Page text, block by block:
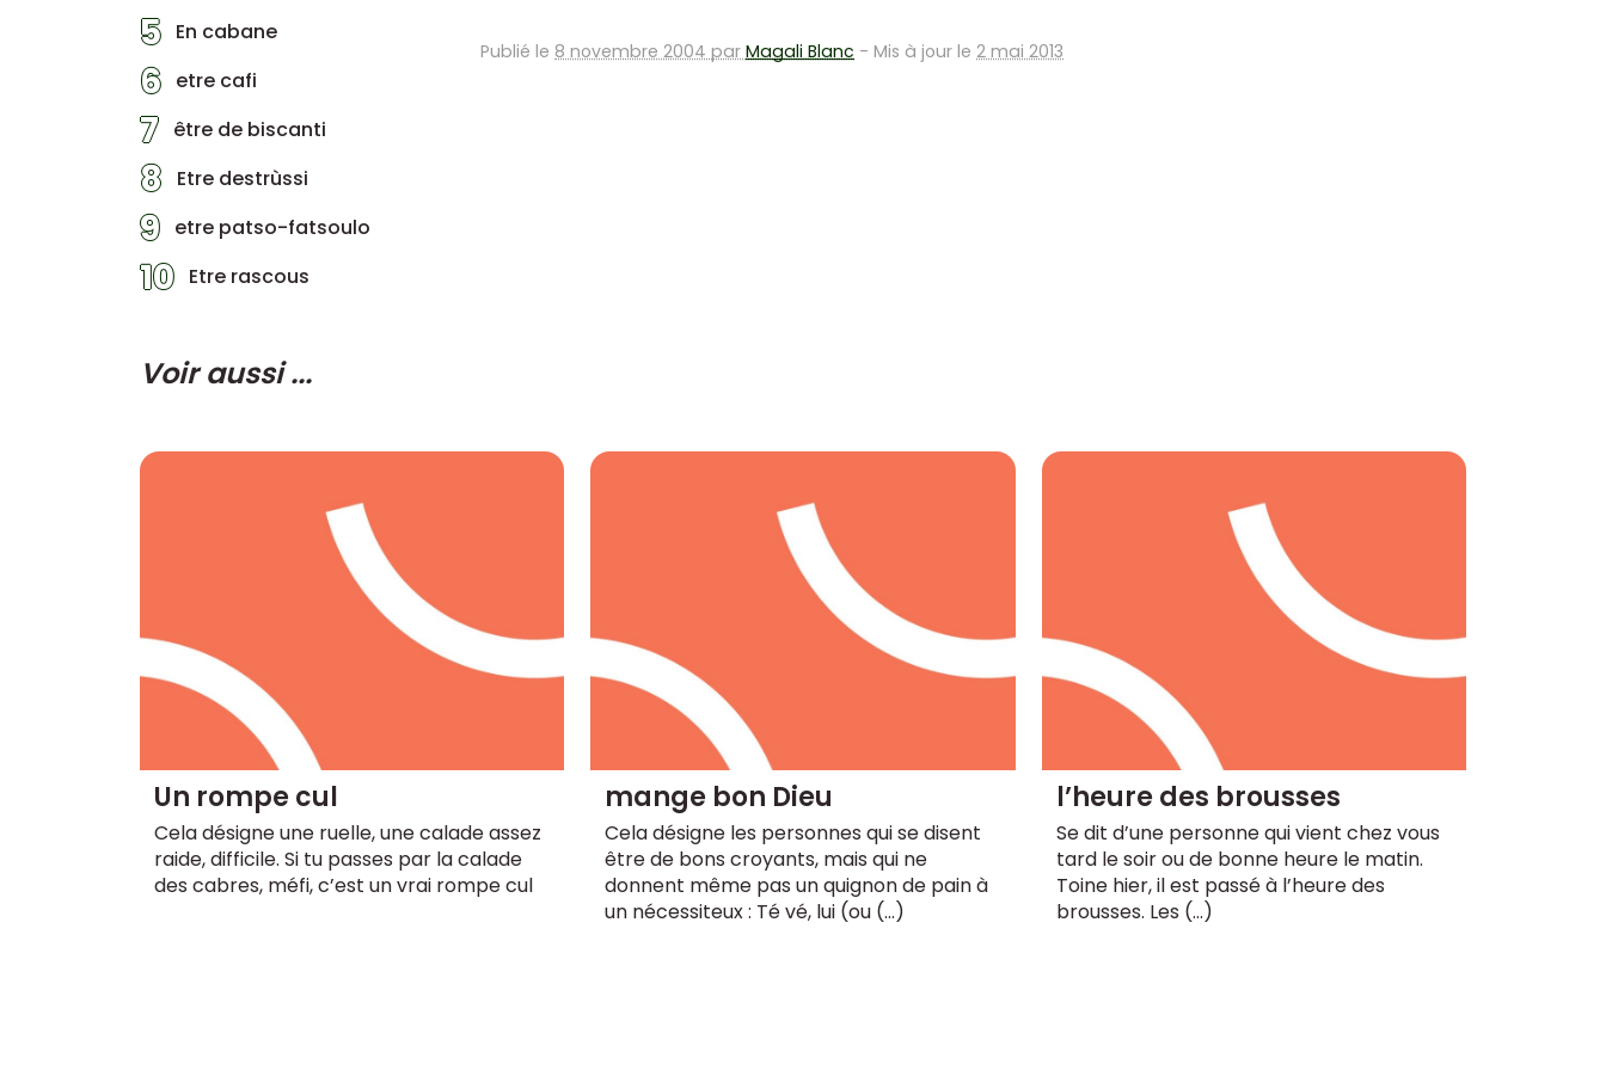
5 En cabane
6 etre cafi
7 être de biscanti
8 Etre destrùssi
9 etre patso-fatsoulo
10 Etre rascous
Publié le 8 novembre 2004 par Magali Blanc - Mis à jour le 2 mai 2013
Voir aussi ...
Un rompe cul
Cela désigne une ruelle, une calade assez
raide, difficile. Si tu passes par la calade
des cabres, méfi, c’est un vrai rompe cul
mange bon Dieu
Cela désigne les personnes qui se disent
être de bons croyants, mais qui ne
donnent même pas un quignon de pain à
un nécessiteux : Té vé, lui (ou (…)
l’heure des brousses
Se dit d’une personne qui vient chez vous
tard le soir ou de bonne heure le matin.
Toine hier, il est passé à l’heure des
brousses. Les (…)